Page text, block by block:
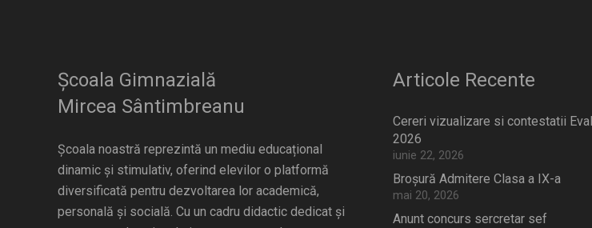
Școala Gimnazială
Mircea Sântimbreanu
Școala noastră reprezintă un mediu educațional
dinamic și stimulativ, oferind elevilor o platformă
diversificată pentru dezvoltarea lor academică,
personală și socială. Cu un cadru didactic dedicat și
Articole Recente
Cereri vizualizare si contestatii
2026
iunie 22, 2026
Broșură Admitere Clasa a IX-a
mai 20, 2026
Anunt concurs sercretar sef